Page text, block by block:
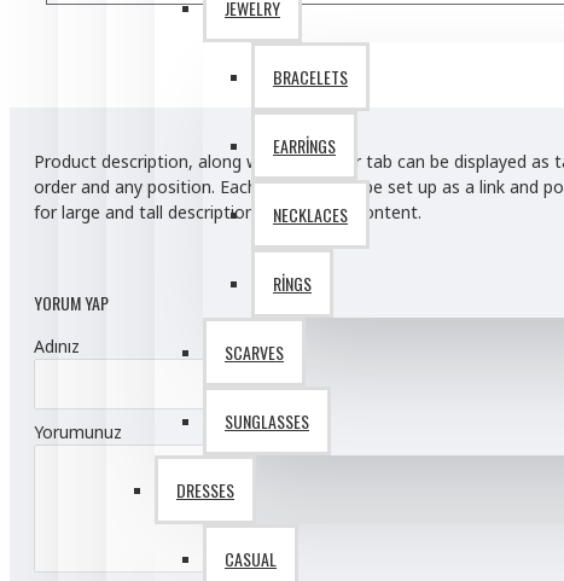
Sarah Bell
Anti-Dandruff Shampoo
Gym Wear
Hydrating Face Cream
JEWELRY
BRACELETS
EARRINGS
NECKLACES
RINGS
SCARVES
SUNGLASSES
DRESSES
CASUAL
Product description, along with any other tab can be displayed
order and any position. Each tab can also be set up as a link and
for large and tall descriptions or custom content.
YORUM YAP
Adınız
Yorumunuz